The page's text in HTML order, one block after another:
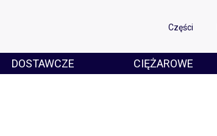
Części
DOSTAWCZE CIĘŻAROWE